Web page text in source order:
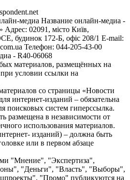
медиа Название онлайн-медиа -
Адрес: 02091, місто Київ,
будинок 172-Б, офіс 208/1 E-mail:
Телефон: 044-205-43-00
- R40-06068
материалов, размещённых на
при условии ссылки на
со страницы «Новости
интернет-изданий – обязательна
поисковых систем гиперссылка.
размещена в независимости от
использования материалов.
изданий) – должна быть
или в первом абзаце
"Мнение", "Экспертиза",
"Деньги", "Власть", "Выборы",
"Промо" публикуются на